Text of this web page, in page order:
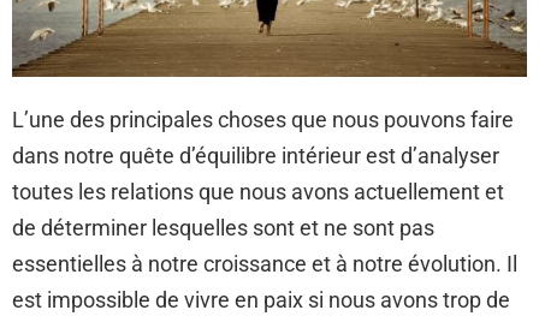
L’une des principales choses que nous pouvons faire
dans notre quête d’équilibre intérieur est d’analyser
toutes les relations que nous avons actuellement et
de déterminer lesquelles sont et ne sont pas
essentielles à notre croissance et à notre évolution. Il
est impossible de vivre en paix si nous avons trop de